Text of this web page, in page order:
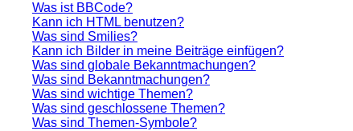
Was ist BBCode?
Kann ich HTML benutzen?
Was sind Smilies?
Kann ich Bilder in meine Beiträge einfügen?
Was sind globale Bekanntmachungen?
Was sind Bekanntmachungen?
Was sind wichtige Themen?
Was sind geschlossene Themen?
Was sind Themen-Symbole?